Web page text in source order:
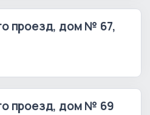
проезд, дом № 67,
проезд, дом № 69